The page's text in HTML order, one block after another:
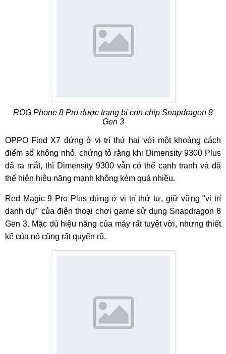
ROG Phone 8 Pro được trang bị con chip Snapdragon 8
Gen 3
OPPO Find X7 đứng ở vị trí thứ hai với một khoảng cách
điểm số không nhỏ, chứng tỏ rằng khi Dimensity 9300 Plus
đã ra mắt, thì Dimensity 9300 vẫn có thể cạnh tranh và đã
thể hiện hiệu năng mạnh không kém quá nhiều.
Red Magic 9 Pro Plus đứng ở vị trí thứ tư, giữ vững "vị trí
danh dự" của điện thoại chơi game sử dụng Snapdragon 8
Gen 3. Mặc dù hiệu năng của máy rất tuyệt vời, nhưng thiết
kế của nó cũng rất quyến rũ.